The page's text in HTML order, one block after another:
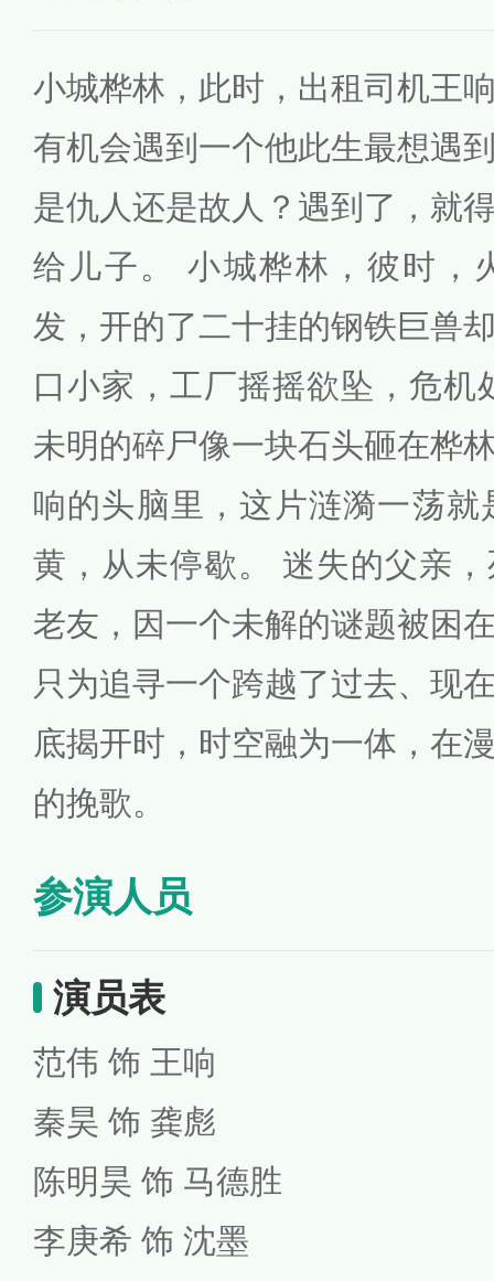
小城桦林，此时，出租司机王
有机会遇到一个他此生最想遇
是仇人还是故人？遇到了，就
给儿子。 小城桦林，彼时，
发，开的了二十挂的钢铁巨兽
口小家，工厂摇摇欲坠，危机
未明的碎尸像一块石头砸在桦
响的头脑里，这片涟漪一荡
黄，从未停歇。 迷失的父亲
老友，因一个未解的谜题被困
只为追寻一个跨越了过去、现
底揭开时，时空融为一体，在
的挽歌。
参演人员
演员表
范伟 饰 王响
秦昊 饰 龚彪
陈明昊 饰 马德胜
李庚希 饰 沈墨